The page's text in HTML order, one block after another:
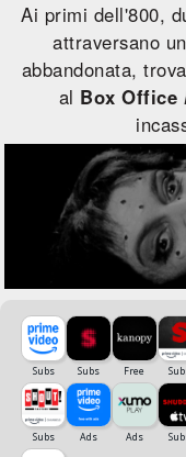
Ai primi dell'800,
attraversano
abbandonata,
al Box Office